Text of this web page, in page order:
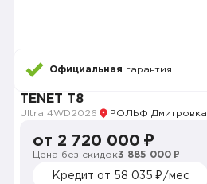
Официальная гарантия
TENET T8
Ultra 4WD2026 РОЛЬФ Дмитровка
от 2 720 000 ₽
Цена без скидок3 885 000 ₽
Кредит от 58 035 ₽/мес